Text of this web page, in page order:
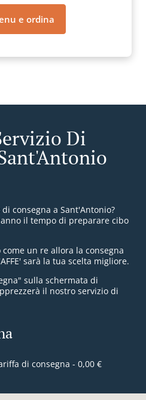
e ordina
Di
consegna a Sant'Antonio?
il tempo di preparare cibo
un re allora la consegna
sarà la tua scelta migliore.
sulla schermata di
il nostro servizio di
di consegna - 0,00 €